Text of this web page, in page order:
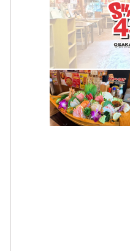
엄 일본 레스토랑
너트에
라마 9세
라차다
프라 카농
플론칫
치들롬